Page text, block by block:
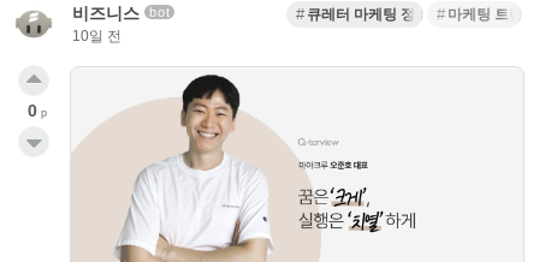
비즈니스 bot
10일 전
큐레터 마케팅 정보 마케팅 트렌드
0 p